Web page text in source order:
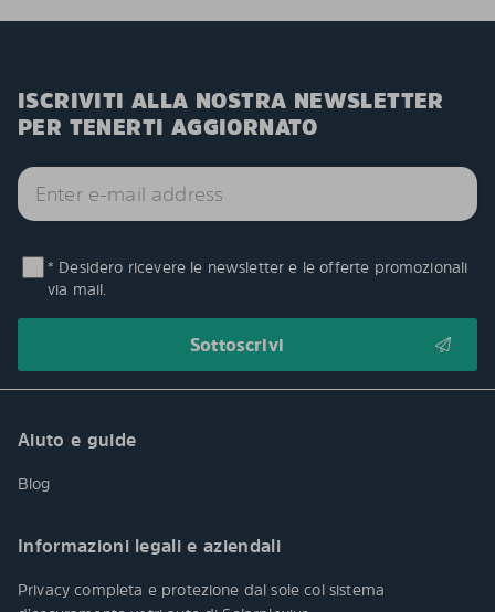
ISCRIVITI ALLA NOSTRA NEWSLETTER
PER TENERTI AGGIORNATO
* Desidero ricevere le newsletter e le offerte promozionali
via mail.
Aiuto e guide
Blog
Informazioni legali e aziendali
Privacy completa e protezione dal sole col sistema